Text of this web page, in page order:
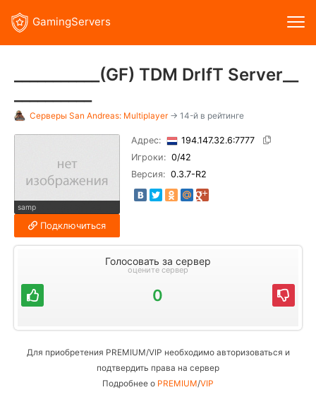
GamingServers
___________(GF) TDM DrIfT Server__
Серверы San Andreas: Multiplayer → 14-й в рейтинге
samp
Подключиться
Адрес:
194.147.32.6:7777
Игроки: 0/42
Версия: 0.3.7-R2
Голосовать за сервер
оцените сервер
0
Для приобретения PREMIUM/VIP необходимо авторизоваться и
подтвердить права на сервер
Подробнее о PREMIUM/VIP